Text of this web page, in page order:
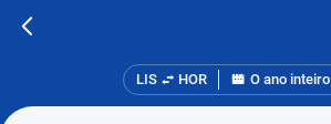
LIS HOR O ano inteiro